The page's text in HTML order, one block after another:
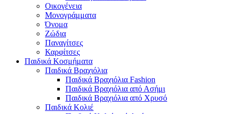
Οικογένεια
Μονογράμματα
Όνομα
Ζώδια
Παναγίτσες
Καρφίτσες
Παιδικά Κοσμήματα
Παιδικά Βραχιόλια
Παιδικά Βραχιόλια Fashion
Παιδικά Βραχιόλια από Ασήμι
Παιδικά Βραχιόλια από Χρυσό
Παιδικά Κολιέ